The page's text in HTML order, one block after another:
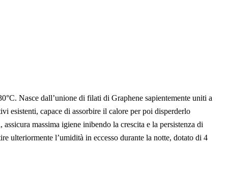
Nasce dall’unione di filati di Graphene sapientemente uniti a
esistenti, capace di assorbire il calore per poi disperderlo
massima igiene inibendo la crescita e la persistenza di
ulteriormente l’umidità in eccesso durante la notte, dotato di 4